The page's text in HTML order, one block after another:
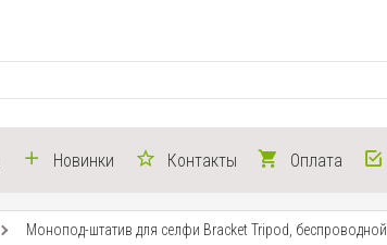
Новинки Контакты Оплата
Монопод-штатив для селфи Bracket Tripod, беспроводной